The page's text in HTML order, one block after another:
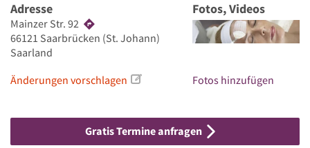
Adresse
Mainzer Str. 92
66121 Saarbrücken (St. Johann)
Saarland
Änderungen vorschlagen
Fotos, Videos
Fotos hinzufügen
Gratis Termine anfragen